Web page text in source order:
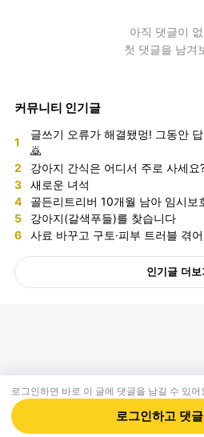
아직 댓글이
첫 댓글을 남겨
커뮤니티 인기글
1
글쓰기 오류가 해결됐멍! 그동안
🙇
2 강아지 간식은 어디서 주로 사세요
3 새로운 녀석
4 골든리트리버 10개월 남아 임시보
5 강아지(갈색푸들)를 찾습니다
6 사료 바꾸고 구토·피부 트러블 겪
인기글 더보
로그인하면 바로 이 글에 댓글을 남길 수 있어
로그인하고 댓글